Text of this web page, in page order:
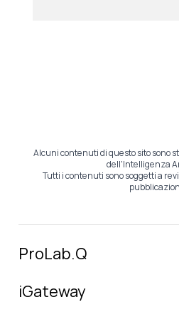
Alcuni contenuti di questo sito sono
dell'Intelligenza
Tutti i contenuti sono soggetti a
ProLab.Q
iGateway